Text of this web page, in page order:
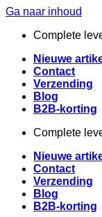
Ga naar inhoud
Complete
Nieuwe
Contact
Verzending
Blog
B2B-korting
Complete
Nieuwe
Contact
Verzending
Blog
B2B-korting